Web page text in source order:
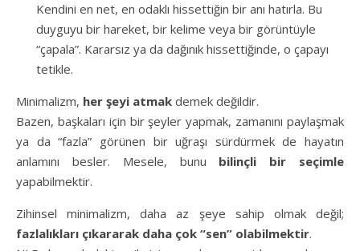
Kendini en net, en odaklı hissettiğin bir anı hatırla. Bu
duyguyu bir hareket, bir kelime veya bir görüntüyle
“çapala”. Kararsız ya da dağınık hissettiğinde, o çapayı
tetikle.
Minimalizm, her şeyi atmak demek değildir.
Bazen, başkaları için bir şeyler yapmak, zamanını paylaşmak
ya da “fazla” görünen bir uğraşı sürdürmek de hayatın
anlamını besler. Mesele, bunu bilinçli bir seçimle
yapabilmektir.
Zihinsel minimalizm, daha az şeye sahip olmak değil;
fazlalıkları çıkararak daha çok “sen” olabilmektir.